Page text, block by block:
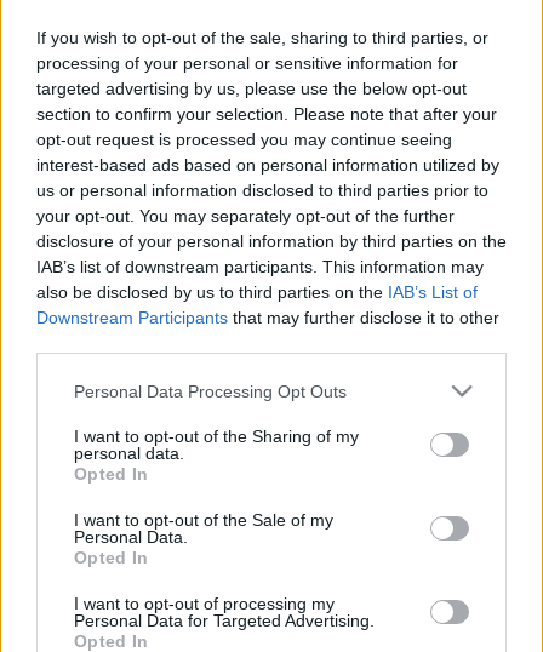
If you wish to opt-out of the sale, sharing to third parties, or
processing of your personal or sensitive information for
targeted advertising by us, please use the below opt-out
section to confirm your selection. Please note that after your
opt-out request is processed you may continue seeing
interest-based ads based on personal information utilized by
us or personal information disclosed to third parties prior to
your opt-out. You may separately opt-out of the further
disclosure of your personal information by third parties on the
IAB’s list of downstream participants. This information may
also be disclosed by us to third parties on the IAB’s List of
Downstream Participants that may further disclose it to other
Please note that this website/app uses one or more Google
not limited to your visit or usage behaviour. You may click to
grant or deny consent to Google and its third-party tags to
use your data for below specified purposes in below Google
consent section.
Personal Data Processing Opt Outs
I want to opt-out of the Sharing of my
personal data.
Opted In
I want to opt-out of the Sale of my
Personal Data.
Opted In
I want to opt-out of processing my
Personal Data for Targeted Advertising.
Opted In
cuatro partidos con los verdiblancos en los que ha marcado
un gol y sumado 26 puntos.
En el Top 10 de más comprados en febrero destacan
también otros fichajes invernales como Guedes (Villarreal),
Pellistri (Granada) o Bakambu (Betis), además de los
jóvenes Samu Omorodion, Isaac Romero y Pau Cubarsí:
1. Pablo Fornals (Betis)
2. Isaac Romero (Sevilla)
4. Facundo Pellistri (Granada)
5. Cedric Bakambu (Betis)
6. Johnny Cardoso (Betis)
7. Samu Omorodion (Alavés)
9. Lamine Yamal (Barcelona)